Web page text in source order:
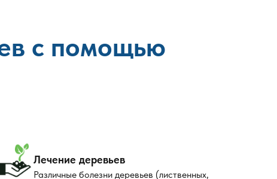
с помощью
Лечение деревьев
Различные болезни деревьев (лиственных,